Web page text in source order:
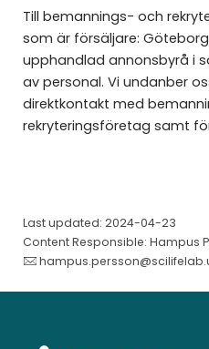
Till bemannings- och
som är försäljare:
upphandlad annonsbyrå i
av personal. Vi undanber
direktkontakt med
rekryteringsföretag samt
Last updated: 2024-04-23
Content Responsible: Hampus